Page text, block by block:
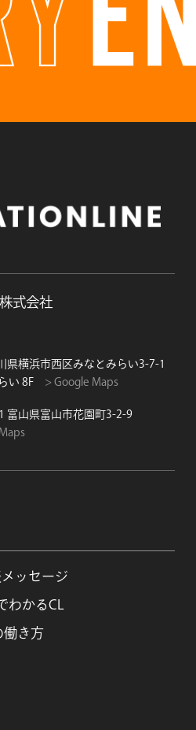
式会社
横浜市西区みなとみらい3-7-1
い 8F> Google Maps
山県富山市花園町3-2-9
ッセージ
わかるCL
働き方